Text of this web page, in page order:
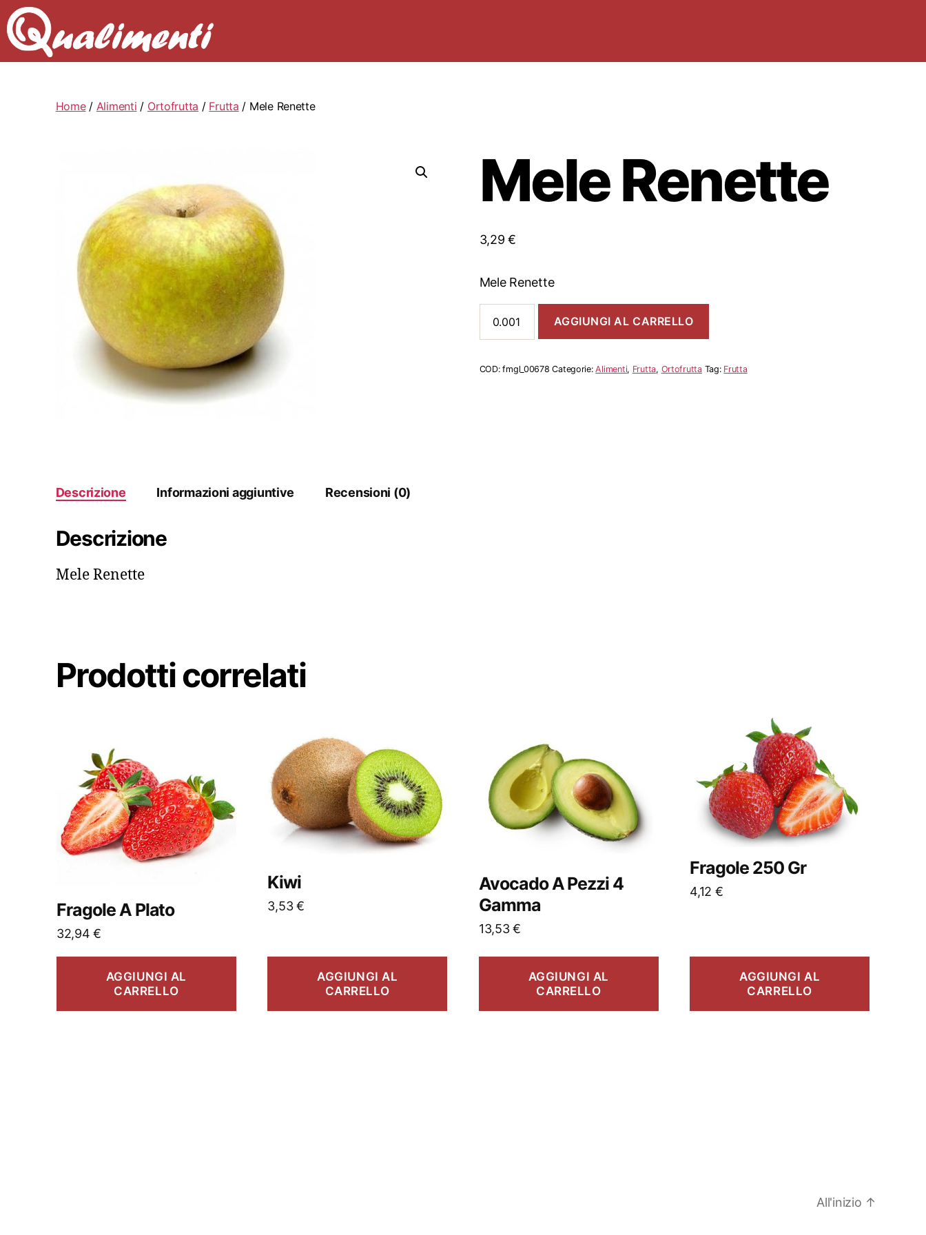
Home/ Alimenti / Ortofrutta / Frutta / Mele Renette
Mele Renette
3,29€
Mele Renette
Renette
quantità
AGGIUNGI AL CARRELLO
COD:fmgl_00678 Categorie:Alimenti, Frutta, Ortofrutta Tag: Frutta
Descrizione Informazioni aggiuntive Recensioni (0)
Descrizione
Mele Renette
Prodotti correlati
Fragole A Plato
32,94€
AGGIUNGI AL
CARRELLO
Kiwi
3,53€
AGGIUNGI AL
CARRELLO
Avocado A Pezzi 4
Gamma
13,53€
AGGIUNGI AL
CARRELLO
Fragole 250 Gr
4,12 €
AGGIUNGI AL
CARRELLO
All'inizio ↑